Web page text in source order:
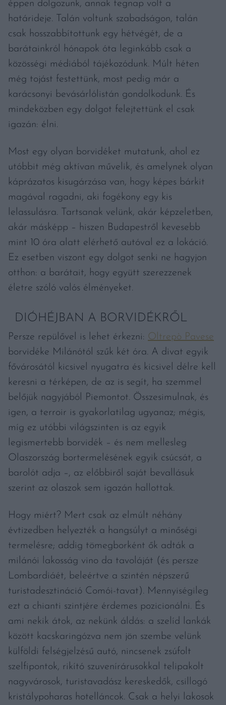
éppen dolgozunk, annak tegnap volt a
határideje. Talán voltunk szabadságon, talán
csak hosszabbítottunk egy hétvégét, de a
barátainkról hónapok óta leginkább csak a
közösségi médiából tájékozódunk. Múlt héten
még tojást festettünk, most pedig már a
karácsonyi bevásárlólistán gondolkodunk. És
mindeközben egy dolgot felejtettünk el csak
igazán: élni.
Most egy olyan borvidéket mutatunk, ahol ez
utóbbit még aktívan művelik, és amelynek olyan
káprázatos kisugárzása van, hogy képes bárkit
magával ragadni, aki fogékony egy kis
lelassulásra. Tartsanak velünk, akár képzeletben,
akár másképp – hiszen Budapestről kevesebb
mint 10 óra alatt elérhető autóval ez a lokáció.
Ez esetben viszont egy dolgot senki ne hagyjon
otthon: a barátait, hogy együtt szerezzenek
életre szóló valós élményeket.
DIÓHÉJBAN A BORVIDÉKRŐL
Persze repülővel is lehet érkezni: Oltrepò Pavese
borvidéke Milánótól szűk két óra. A divat egyik
fővárosától kicsivel nyugatra és kicsivel délre kell
keresni a térképen, de az is segít, ha szemmel
belőjük nagyjából Piemontot. Összesimulnak, és
igen, a terroir is gyakorlatilag ugyanaz; mégis,
míg ez utóbbi világszinten is az egyik
legismertebb borvidék – és nem mellesleg
Olaszország bortermelésének egyik csúcsát, a
barolót adja –, az előbbiről saját bevallásuk
szerint az olaszok sem igazán hallottak.
Hogy miért? Mert csak az elmúlt néhány
évtizedben helyezték a hangsúlyt a minőségi
termelésre; addig tömegborként ők adták a
milánói lakosság vino da tavoláját (és persze
Lombardiáét, beleértve a szintén népszerű
turistadesztináció Comói-tavat). Mennyiségileg
ezt a chianti szintjére érdemes pozicionálni. És
ami nekik átok, az nekünk áldás: a szelíd lankák
között kacskaringózva nem jön szembe velünk
külföldi felségjelzésű autó, nincsenek zsúfolt
szelfipontok, rikító szuvenírárusokkal telipakolt
nagyvárosok, turistavadász kereskedők, csillogó
kristálypoharas hotelláncok. Csak a helyi lakosok